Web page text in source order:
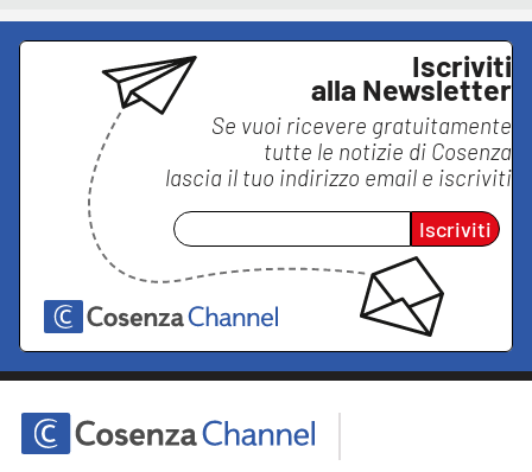
Iscriviti
alla Newsletter
Se vuoi ricevere gratuitamente
tutte le notizie di Cosenza
lascia il tuo indirizzo email e iscriviti
Iscriviti